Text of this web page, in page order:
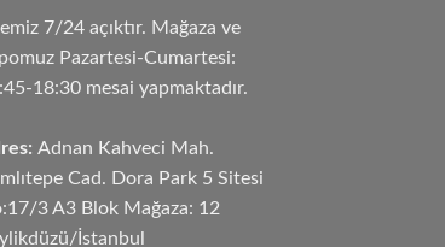
7/24 açıktır. Mağaza ve
Pazartesi-Cumartesi:
18:30 mesai yapmaktadır.
Adnan Kahveci Mah.
Cad. Dora Park 5 Sitesi
3 A3 Blok Mağaza: 12
İstanbul